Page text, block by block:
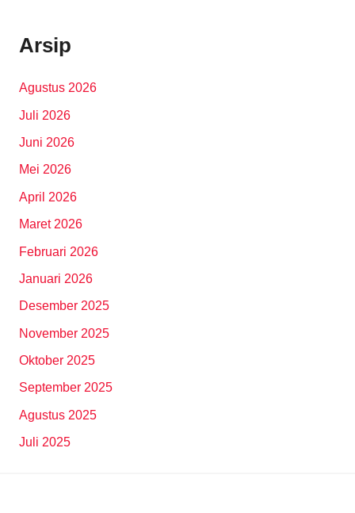
Arsip
Agustus 2026
Juli 2026
Juni 2026
Mei 2026
April 2026
Maret 2026
Februari 2026
Januari 2026
Desember 2025
November 2025
Oktober 2025
September 2025
Agustus 2025
Juli 2025